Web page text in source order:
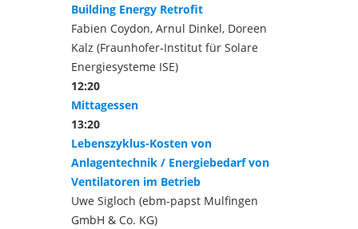
Building Energy Retrofit
Fabien Coydon, Arnul Dinkel, Doreen
Kalz (Fraunhofer-Institut für Solare
Energiesysteme ISE)
12:20
Mittagessen
13:20
Lebenszyklus-Kosten von
Anlagentechnik / Energiebedarf von
Ventilatoren im Betrieb
Uwe Sigloch (ebm-papst Mulfingen
GmbH & Co. KG)